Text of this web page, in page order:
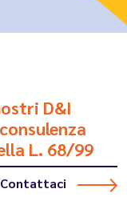
D&I
L. 68/99
Contattaci